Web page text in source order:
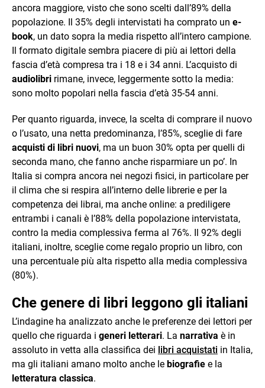
ancora maggiore, visto che sono scelti dall’89% della
popolazione. Il 35% degli intervistati ha comprato un e-
book, un dato sopra la media rispetto all’intero campione.
Il formato digitale sembra piacere di più ai lettori della
fascia d’età compresa tra i 18 e i 34 anni. L’acquisto di
audiolibri rimane, invece, leggermente sotto la media:
sono molto popolari nella fascia d’età 35-54 anni.
Per quanto riguarda, invece, la scelta di comprare il nuovo
o l’usato, una netta predominanza, l’85%, sceglie di fare
acquisti di libri nuovi, ma un buon 30% opta per quelli di
seconda mano, che fanno anche risparmiare un po’. In
Italia si compra ancora nei negozi fisici, in particolare per
il clima che si respira all’interno delle librerie e per la
competenza dei librai, ma anche online: a prediligere
entrambi i canali è l’88% della popolazione intervistata,
contro la media complessiva ferma al 76%. Il 92% degli
italiani, inoltre, sceglie come regalo proprio un libro, con
una percentuale più alta rispetto alla media complessiva
(80%).
Che genere di libri leggono gli italiani
L’indagine ha analizzato anche le preferenze dei lettori per
quello che riguarda i generi letterari. La narrativa è in
assoluto in vetta alla classifica dei libri acquistati in Italia,
ma gli italiani amano molto anche le biografie e la
letteratura classica.